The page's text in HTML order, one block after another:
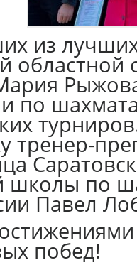
из
по
тренер-
школы по
Павел
побед!